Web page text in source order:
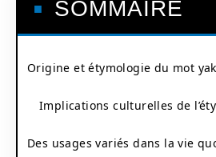
SOMMAIRE
Origine et étymologie du mot
Implications culturelles de
Des usages variés dans la vie